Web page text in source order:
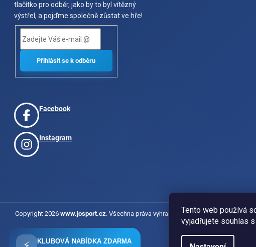
Tento web používá
vyjadřujete souhlas
tlačítko pro odběr, jako by to byl vítězný
výstřel, a pojďme společně zůstat ve hře!
Facebook
Instagram
Copyright 2026 www.josport.cz. Všechna práva vyhrazena.
KLUBOVÁ NABÍDKA ZDARMA